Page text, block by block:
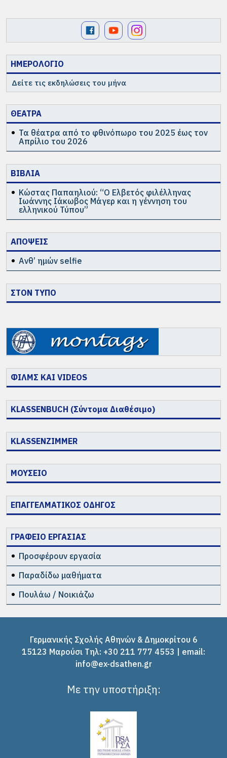
ΗΜΕΡΟΛΟΓΙΟ
Δείτε τις εκδηλώσεις του μήνα
ΘΕΑΤΡΑ
Τα θέατρα από το φθινόπωρο του 2025 έως τον
Απρίλιο του 2026
ΒΙΒΛΙΑ
Κώστας Παπαηλιού: “Ο Ελβετός φιλέλληνας
Ιωάννης Ιάκωβος Μάγερ και η γέννηση του
ελληνικού Τύπου”
ΑΠΟΨΕΙΣ
Ανθ’ ημών selfie
ΣΤΟΝ ΤΥΠΟ
ΦΙΛΜΣ ΚΑΙ VIDEOS
KLASSENBUCH (Σύντομα Διαθέσιμο)
KLASSENZIMMER
ΜΟΥΣΕΙΟ
ΕΠΑΓΓΕΛΜΑΤΙΚΟΣ ΟΔΗΓΟΣ
ΓΡΑΦΕΙΟ ΕΡΓΑΣΙΑΣ
Προσφέρουν εργασία
Παραδίδω μαθήματα
Πουλάω / Νοικιάζω
Γερμανικής Σχολής Αθηνών & Δημοκρίτου 6
15123 Μαρούσι Tηλ: +30 211 777 4553 | email:
info@ex-dsathen.gr
Με την υποστήριξη: